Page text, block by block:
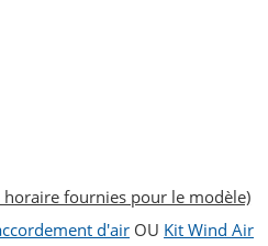
fournies pour le modèle)
d'air OU Kit Wind Air